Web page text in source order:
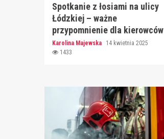
Spotkanie z łosiami na ulicy
Łódzkiej – ważne
przypomnienie dla kierowców
Karolina Majewska
14 kwietnia 2025
1433